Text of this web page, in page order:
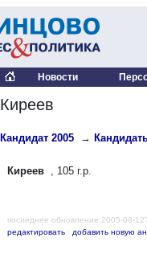
Новости
Киреев
Кандидат 2005 →
Киреев , 105 г.р.
последнее обновление:2005-08-
редактировать · добавить новую